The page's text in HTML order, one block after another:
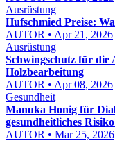
Ausrüstung
Hufschmied Preise:
AUTOR • Apr 21, 2026
Ausrüstung
Schwingschutz für die
Holzbearbeitung
AUTOR • Apr 08, 2026
Gesundheit
Manuka Honig für
gesundheitliches
AUTOR • Mar 25, 2026